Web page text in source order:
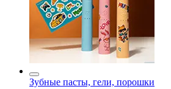
Зубные пасты, гели, порошки